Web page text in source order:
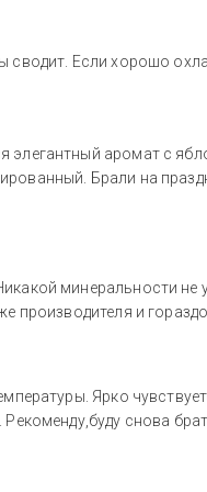
Если хорошо
элегантный аромат с
Брали на
минеральности не
производителя и
Ярко
снова